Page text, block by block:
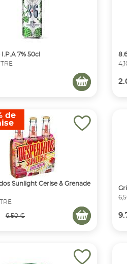
7% 50cl
Sunlight Cerise & Grenade
6.50 €
de